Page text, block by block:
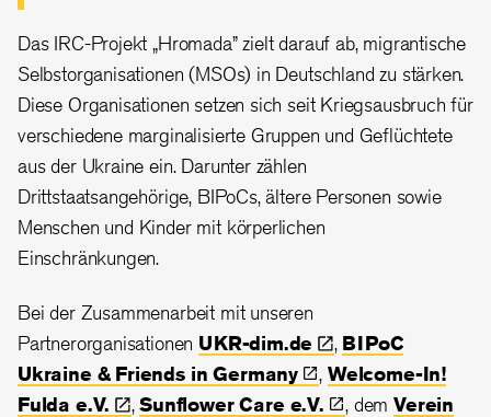
Das IRC-Projekt „Hromada” zielt darauf ab, migrantische
Selbstorganisationen (MSOs) in Deutschland zu stärken.
Diese Organisationen setzen sich seit Kriegsausbruch für
verschiedene marginalisierte Gruppen und Geflüchtete
aus der Ukraine ein. Darunter zählen
Drittstaatsangehörige, BIPoCs, ältere Personen sowie
Menschen und Kinder mit körperlichen
Einschränkungen.
Bei der Zusammenarbeit mit unseren
Partnerorganisationen UKR-dim.de , BIPoC
Ukraine & Friends inGermany , Welcome-In!
Fulda e.V. ,Sunflower Care e.V. , demVerein